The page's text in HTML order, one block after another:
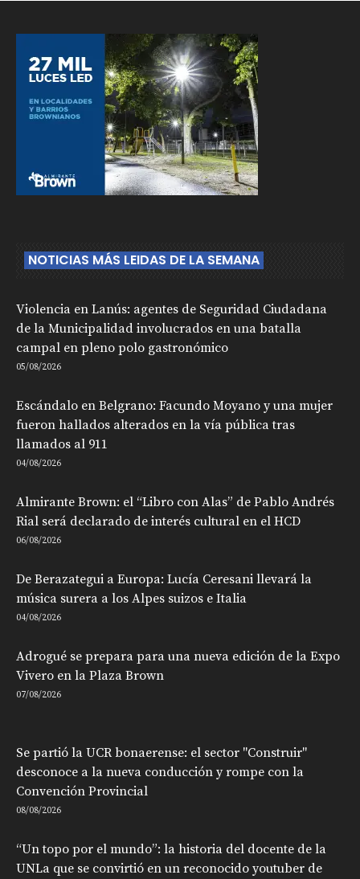
NOTICIAS MÁS LEIDAS DE LA SEMANA
Violencia en Lanús: agentes de Seguridad Ciudadana
de la Municipalidad involucrados en una batalla
campal en pleno polo gastronómico
05/08/2026
Escándalo en Belgrano: Facundo Moyano y una mujer
fueron hallados alterados en la vía pública tras
llamados al 911
04/08/2026
Almirante Brown: el “Libro con Alas” de Pablo Andrés
Rial será declarado de interés cultural en el HCD
06/08/2026
De Berazategui a Europa: Lucía Ceresani llevará la
música surera a los Alpes suizos e Italia
04/08/2026
Adrogué se prepara para una nueva edición de la Expo
Vivero en la Plaza Brown
07/08/2026
Se partió la UCR bonaerense: el sector "Construir"
desconoce a la nueva conducción y rompe con la
Convención Provincial
08/08/2026
“Un topo por el mundo”: la historia del docente de la
UNLa que se convirtió en un reconocido youtuber de